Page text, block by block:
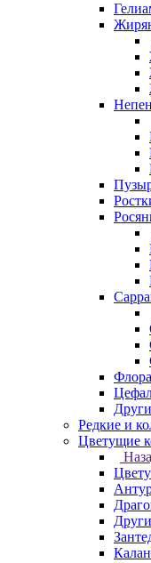
Редкие и
Цветущие